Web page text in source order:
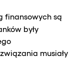
finansowych są
były
musiały